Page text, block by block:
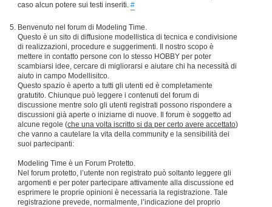
caso alcun potere sui testi inseriti. #
Benvenuto nel forum di Modeling Time.
Questo è un sito di diffusione modellistica di tecnica e condivisione
di realizzazioni, procedure e suggerimenti. Il nostro scopo è
mettere in contatto persone con lo stesso HOBBY per poter
scambiarsi idee, cercare di migliorarsi e aiutare chi ha necessità di
aiuto in campo Modellisitco.
Questo spazio è aperto a tutti gli utenti ed è completamente
gratutito. Chiunque può leggere i contenuti del forum di
discussione mentre solo gli utenti registrati possono rispondere a
discussioni già aperte o iniziarne di nuove. Il forum è soggetto ad
alcune regole (che una volta iscritto si da per certo avere accettato)
che vanno a cautelare la vita della community e la sensibilità dei
suoi partecipanti:
Modeling Time è un Forum Protetto.
Nel forum protetto, l’utente non registrato può soltanto leggere gli
argomenti e per poter partecipare attivamente alla discussione ed
esprimere le proprie opinioni è necessaria la registrazione. Tale
registrazione prevede, normalmente, l’indicazione del proprio